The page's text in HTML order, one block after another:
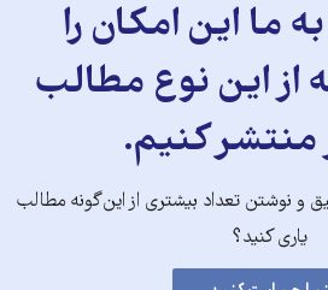
ما این امکان را
از این نوع مطالب
منتشر کنیم.
و نوشتن تعداد بیشتری از این‌گونه مطالب
یاری کنید؟